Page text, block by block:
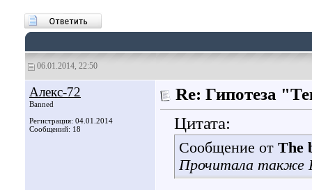
06.01.2014, 22:50
Алекс-72
Banned
Регистрация: 04.01.2014
Сообщений: 18
Re: Гипотеза
Цитата:
Сообщение от The
Прочитала также